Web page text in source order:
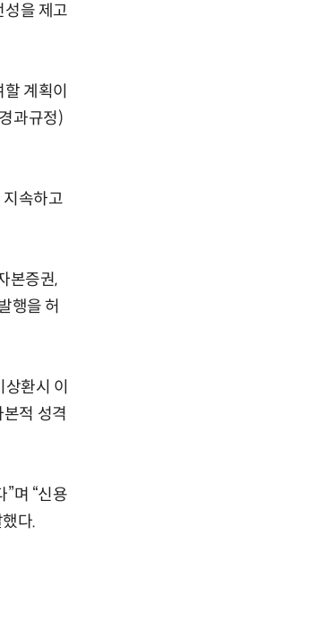
을 제고
계획이
과규정)
속하고
본증권,
행을 허
환시 이
적 성격
며 “신용
다.